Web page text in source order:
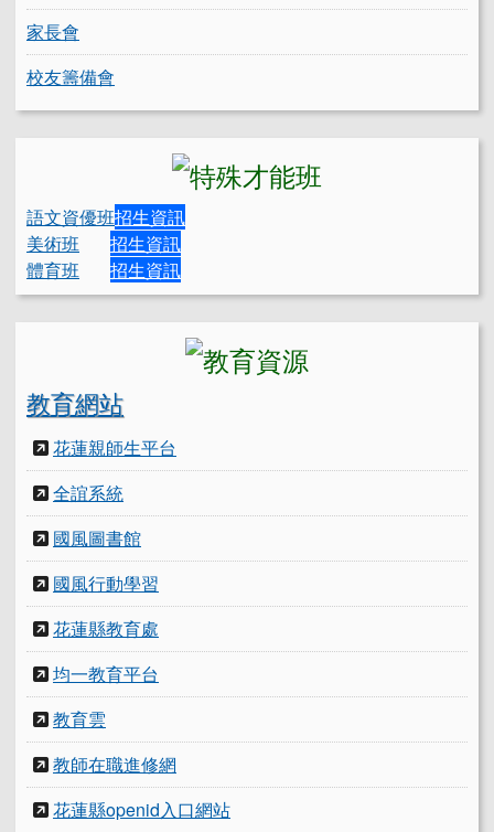
家長會
校友籌備會
語文資優班招生資訊
美術班
招生資訊
體育班
招生資訊
教育網站
花蓮親師生平台
全誼系統
國風圖書館
國風行動學習
花蓮縣教育處
均一教育平台
教育雲
教師在職進修網
花蓮縣openid入口網站